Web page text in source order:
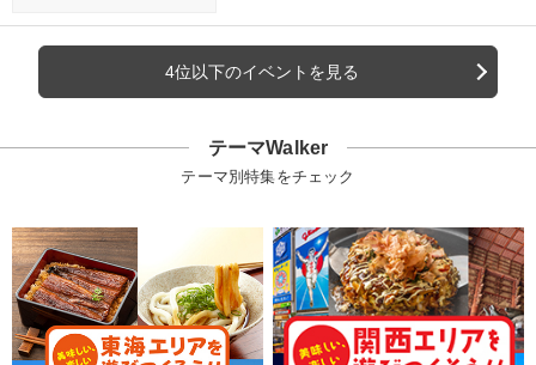
4位以下のイベントを見る
テーマWalker
テーマ別特集をチェック